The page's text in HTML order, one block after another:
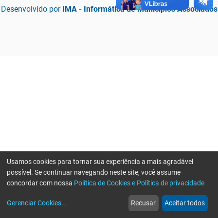
Desenvolvido por IMA - Informática de Municípios Associados
web
Notícias
more_horiz
Mais
Usamos cookies para tornar sua experiência a mais agradável
possível. Se continuar navegando neste site, você assume
concordar com nossa Política de Cookies e Política de privacidade
Gerenciar Cookies... Recusar Aceitar todos
Erro ao enviar informações, por favor tente novamente